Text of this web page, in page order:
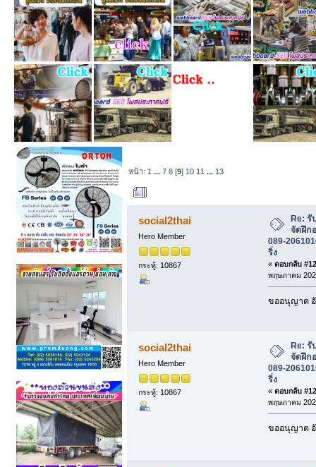
หน้า: 1 ...7 8 [9] 10 11 ... 13
โทร 089-2061016 รุ่งโรจน์เอ็นจิเนียริ่ง
social2thai
Hero Member
กระทู้: 10867
Re: รั
จัดฝึก
089-
ริ่ง
« ตอบกลับ
พฤษภาคม
ขออนุญาต
social2thai
Hero Member
กระทู้: 10867
Re: รั
จัดฝึก
089-
ริ่ง
« ตอบกลับ
พฤษภาคม
ขออนุญาต